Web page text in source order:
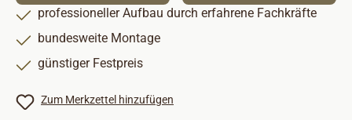
professioneller Aufbau durch erfahrene Fachkräfte
bundesweite Montage
günstiger Festpreis
Zum Merkzettel hinzufügen